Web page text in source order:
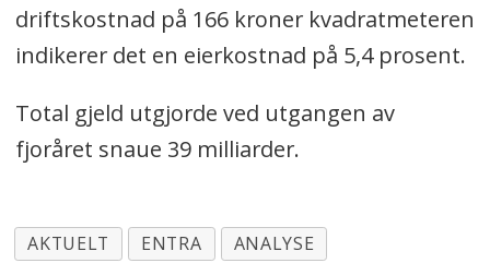
driftskostnad på 166 kroner kvadratmeteren
indikerer det en eierkostnad på 5,4 prosent.
Total gjeld utgjorde ved utgangen av
fjoråret snaue 39 milliarder.
AKTUELT ENTRA ANALYSE